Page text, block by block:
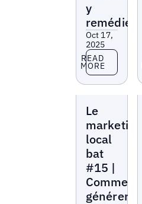
y
remédier)
Oct 17,
2025
Read more
READ
MORE
Marketing
Beat
Le
marketing
local
bat
#15 |
Comment
générer